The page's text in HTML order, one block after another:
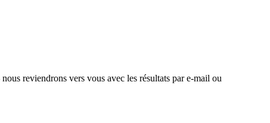
reviendrons vers vous avec les résultats par e-mail ou